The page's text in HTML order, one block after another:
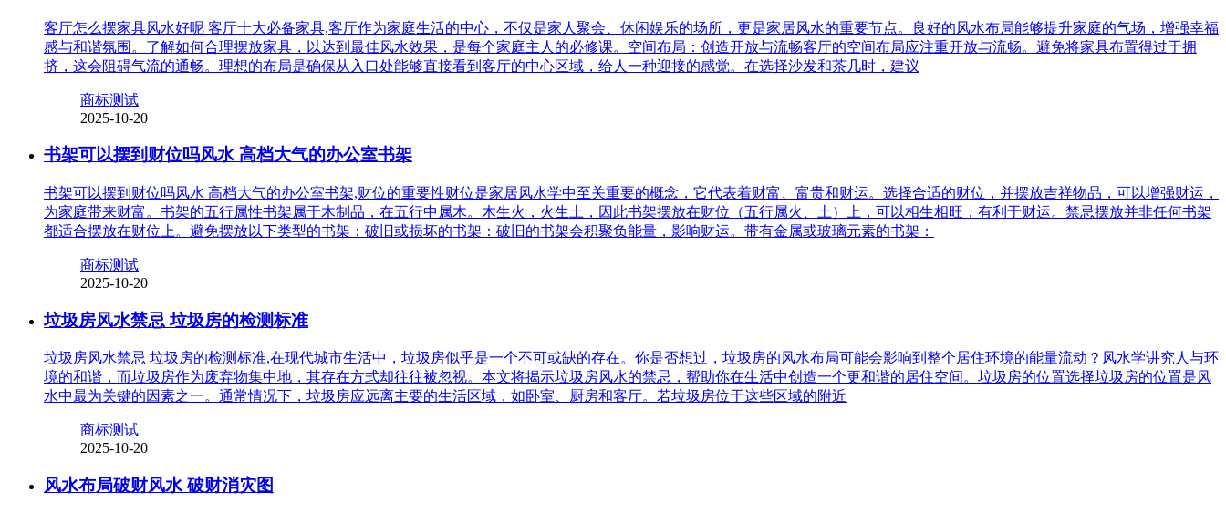
客厅怎么摆家具风水好呢 客厅十大必备家具,客厅作为家庭生活的中心，不仅是家人聚会、休闲娱乐的场所，更是家居风水的重要节点。良好的风水布局能够提升家庭的气场，增强幸福
感与和谐氛围。了解如何合理摆放家具，以达到最佳风水效果，是每个家庭主人的必修课。空间布局：创造开放与流畅客厅的空间布局应注重开放与流畅。避免将家具布置得过于拥
挤，这会阻碍气流的通畅。理想的布局是确保从入口处能够直接看到客厅的中心区域，给人一种迎接的感觉。在选择沙发和茶几时，建议
商标测试
2025-10-20
书架可以摆到财位吗风水 高档大气的办公室书架
书架可以摆到财位吗风水 高档大气的办公室书架,财位的重要性财位是家居风水学中至关重要的概念，它代表着财富、富贵和财运。选择合适的财位，并摆放吉祥物品，可以增强财运，
为家庭带来财富。书架的五行属性书架属于木制品，在五行中属木。木生火，火生土，因此书架摆放在财位（五行属火、土）上，可以相生相旺，有利于财运。禁忌摆放并非任何书架
都适合摆放在财位上。避免摆放以下类型的书架：破旧或损坏的书架：破旧的书架会积聚负能量，影响财运。带有金属或玻璃元素的书架：
商标测试
2025-10-20
垃圾房风水禁忌 垃圾房的检测标准
垃圾房风水禁忌 垃圾房的检测标准,在现代城市生活中，垃圾房似乎是一个不可或缺的存在。你是否想过，垃圾房的风水布局可能会影响到整个居住环境的能量流动？风水学讲究人与环
境的和谐，而垃圾房作为废弃物集中地，其存在方式却往往被忽视。本文将揭示垃圾房风水的禁忌，帮助你在生活中创造一个更和谐的居住空间。垃圾房的位置选择垃圾房的位置是风
水中最为关键的因素之一。通常情况下，垃圾房应远离主要的生活区域，如卧室、厨房和客厅。若垃圾房位于这些区域的附近
商标测试
2025-10-20
风水布局破财风水 破财消灾图